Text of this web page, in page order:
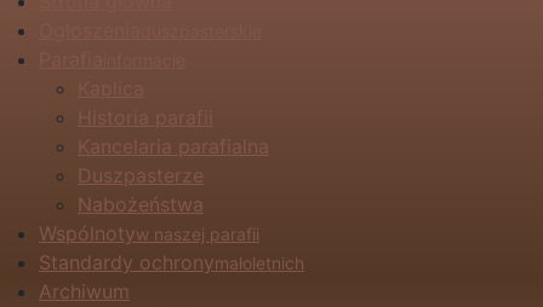
Historia parafii
Kancelaria parafialna
Duszpasterze
Nabożeństwa
Wspólnotyw naszej parafii
Standardy ochronymałoletnich
Archiwum